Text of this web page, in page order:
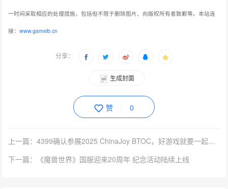
一时间采取相应的处理措施，包括但不限于删除图片、向版权所有者致歉等。本站连
接：www.gameib.cn
分享：
生成封面
赞 0
上一篇：4399确认参展2025 ChinaJoy BTOC，好游戏就要一起玩！
下一篇：《魔兽世界》国服迎来20周年 纪念活动陆续上线